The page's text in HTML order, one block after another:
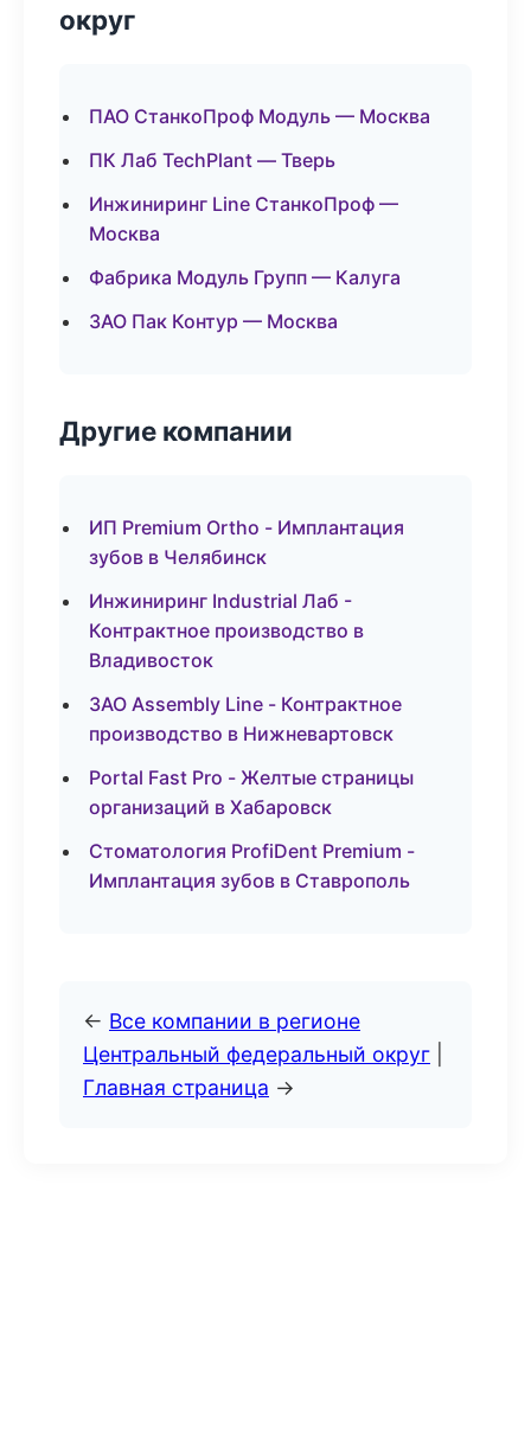
округ
ПАО СтанкоПроф Модуль — Москва
ПК Лаб TechPlant — Тверь
Инжиниринг Line СтанкоПроф —
Москва
Фабрика Модуль Групп — Калуга
ЗАО Пак Контур — Москва
Другие компании
ИП Premium Ortho - Имплантация
зубов в Челябинск
Инжиниринг Industrial Лаб -
Контрактное производство в
Владивосток
ЗАО Assembly Line - Контрактное
производство в Нижневартовск
Portal Fast Pro - Желтые страницы
организаций в Хабаровск
Стоматология ProfiDent Premium -
Имплантация зубов в Ставрополь
← Все компании в регионе
Центральный федеральный округ
Главная страница →